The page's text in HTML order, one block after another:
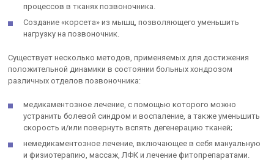
процессов в тканях позвоночника.
Создание «корсета» из мышц, позволяющего уменьшить
нагрузку на позвоночник.
Существует несколько методов, применяемых для достижения
положительной динамики в состоянии больных хондрозом
различных отделов позвоночника:
медикаментозное лечение, с помощью которого можно
устранить болевой синдром и воспаление, а также уменьшить
скорость и/или повернуть вспять дегенерацию тканей;
немедикаментозное лечение, включающее в себя мануальную
и физиотерапию, массаж, ЛФК и лечение фитопрепаратами.